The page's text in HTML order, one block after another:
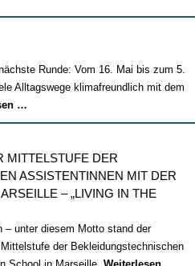
Runde: Vom 16. Mai bis zum 5.
Alltagswege klimafreundlich mit dem
…
2026
MITTELSTUFE DER
ASSISTENTINNEN MIT DER
– „LIVING IN THE
unter diesem Motto stand der
der Bekleidungstechnischen